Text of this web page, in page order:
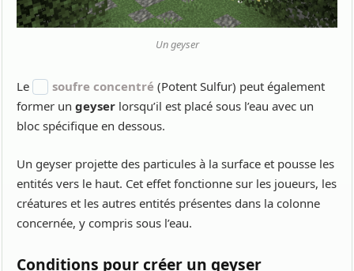
Un geyser
Le soufre concentré (Potent Sulfur) peut également
former un geyser lorsqu’il est placé sous l’eau avec un
bloc spécifique en dessous.
Un geyser projette des particules à la surface et pousse les
entités vers le haut. Cet effet fonctionne sur les joueurs, les
créatures et les autres entités présentes dans la colonne
concernée, y compris sous l’eau.
Conditions pour créer un geyser